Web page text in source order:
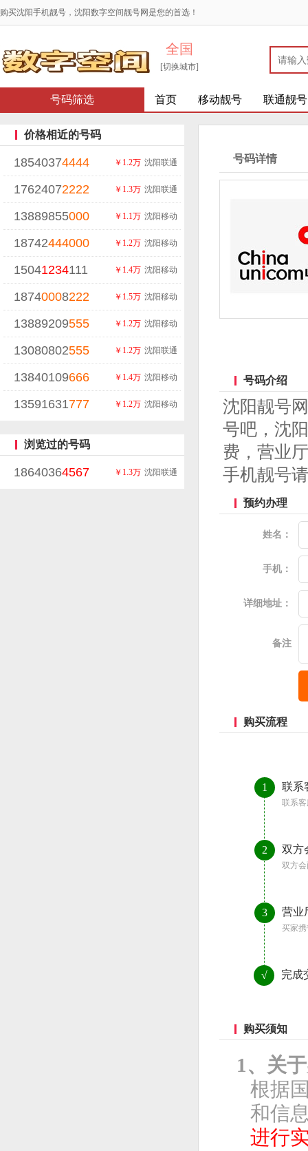
购买沈阳手机靓号，沈阳数字空间靓号网是您的首选！
全国
[切换城市]
号码筛选 首页 移动靓号 联通靓号
价格相近的号码
18540374444 沈阳联通
￥1.2万
17624072222 沈阳联通
￥1.3万
13889855000 沈阳移动
￥1.1万
18742444000 沈阳移动
￥1.2万
15041234111 沈阳移动
￥1.4万
18740008222 沈阳移动
￥1.5万
13889209555 沈阳移动
￥1.2万
13080802555 沈阳联通
￥1.2万
13840109666 沈阳移动
￥1.4万
13591631777 沈阳移动
￥1.2万
浏览过的号码
18640364567 沈阳联通
￥1.3万
号码详情
号码介绍
沈阳靓号
号吧，沈
费，营业
手机靓号
预约办理
姓名：
手机：
详细地址：
备注
购买流程
1 联系
联系
2 双方
双方
3 营业
买家
√ 完成
购买须知
1、关
根据
和信
进行